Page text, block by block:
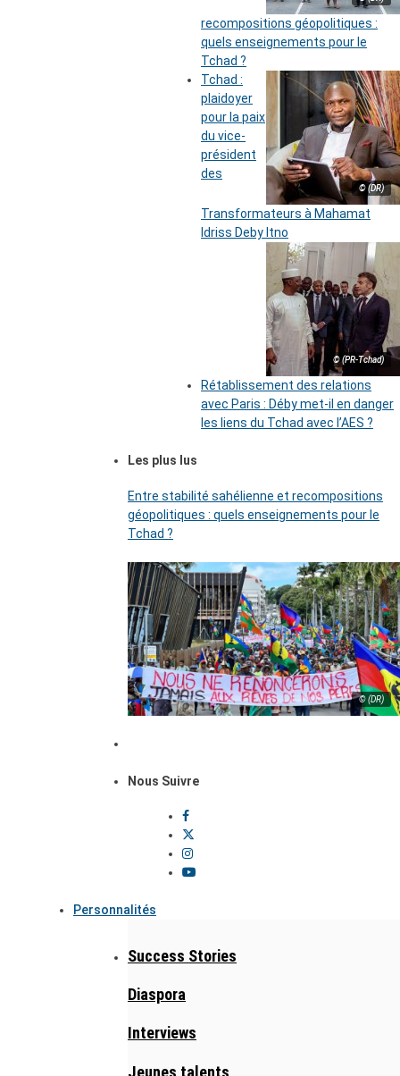
recompositions géopolitiques :
quels enseignements pour le
Tchad ?
© (DR)
Tchad :
plaidoyer
pour la paix
du vice-
président
des
Transformateurs à Mahamat
Idriss Deby Itno
© (PR-Tchad)
Rétablissement des relations
avec Paris : Déby met-il en danger
les liens du Tchad avec l’AES ?
Les plus lus
Entre stabilité sahélienne et recompositions
géopolitiques : quels enseignements pour le
Tchad ?
© (DR)
Nous Suivre
Personnalités
Success Stories
Diaspora
Interviews
Jeunes talents